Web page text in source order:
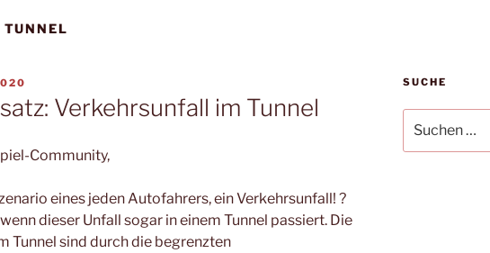
TUNNEL
Verkehrsunfall im Tunnel
Community,
eines jeden Autofahrers, ein Verkehrsunfall! ?
dieser Unfall sogar in einem Tunnel passiert. Die
Tunnel sind durch die begrenzten
SUCHE
nach: